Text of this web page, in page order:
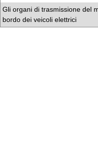
Gli organi di trasmissione del
bordo dei veicoli elettrici